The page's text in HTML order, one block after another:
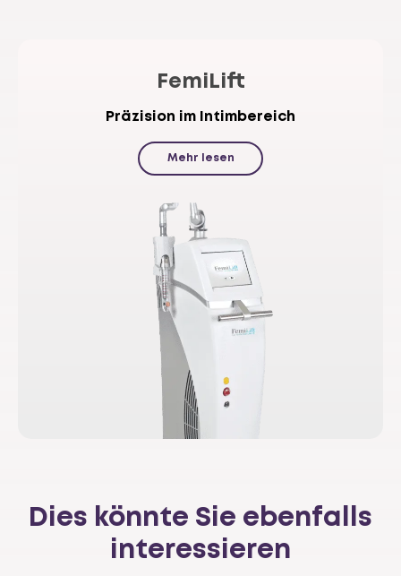
FemiLift
Präzision im Intimbereich
Mehr lesen
Dies könnte Sie ebenfalls
interessieren